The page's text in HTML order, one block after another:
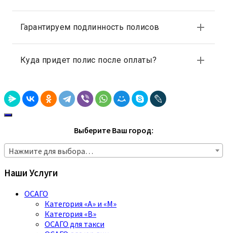
Выберите Ваш город:
Нажмите для выбора…
Наши Услуги
ОСАГО
Категория «A» и «M»
Категория «B»
ОСАГО для такси